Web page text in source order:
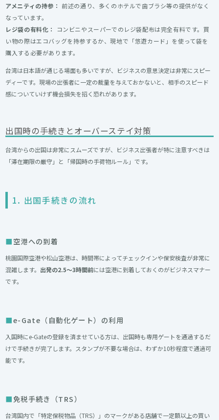
アメニティの持参： 前述の通り、多くのホテルで歯ブラシ等の提供がなく
なっています。
レジ袋の有料化：
コンビニやスーパーでのレジ袋配布は完全有料です。買
い物の際はエコバッグを持参するか、現地で「悠遊カード」を使って袋を
購入する必要があります。
台湾は日本語が通じる場面も多いですが、ビジネスの意思決定は非常にスピー
ディーです。現場の出張者に一定の裁量を与えておかないと、相手のスピード
感についていけず機会損失を招く恐れがあります。
出国時の手続きとオーバーステイ対策
台湾からの出国は非常にスムーズですが、ビジネス出張者が特に注意すべきは
「滞在期限の厳守」と「帰国時の手荷物ルール」です。
1. 出国手続きの流れ
空港への到着
桃園国際空港や松山空港は、時間帯によってチェックインや保安検査が非常に
混雑します。 出発の2.5〜3時間前には空港に到着しておくのがビジネスマナー
です。
e-Gate（自動化ゲート）の利用
入国時にe-Gateの登録を済ませている方は、出国時も専用ゲートを通過するだ
けで手続きが完了します。スタンプが不要な場合は、わずか10秒程度で通過可
能です。
免税手続き（TRS）
台湾国内で「特定保税物品（TRS）」のマークがある店舗で一定額以上の買い